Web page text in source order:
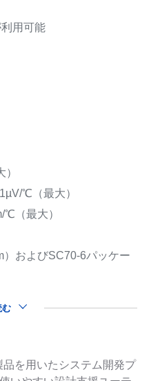
用可能
℃（最大）
℃（最大）
）およびSC70-6パッケー
む
を用いたシステム開発プ